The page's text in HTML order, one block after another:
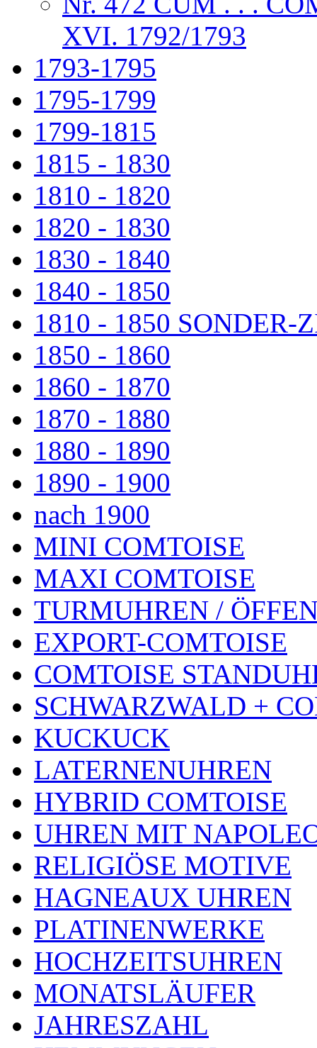
XVI. 1792/1793
1793-1795
1795-1799
1799-1815
1815 - 1830
1810 - 1820
1820 - 1830
1830 - 1840
1840 - 1850
1810 - 1850 SONDER-
1850 - 1860
1860 - 1870
1870 - 1880
1880 - 1890
1890 - 1900
nach 1900
MINI COMTOISE
MAXI COMTOISE
TURMUHREN /
EXPORT-COMTOISE
COMTOISE
SCHWARZWALD +
KUCKUCK
LATERNENUHREN
HYBRID COMTOISE
UHREN MIT
RELIGIÖSE MOTIVE
HAGNEAUX UHREN
PLATINENWERKE
HOCHZEITSUHREN
MONATSLÄUFER
JAHRESZAHL